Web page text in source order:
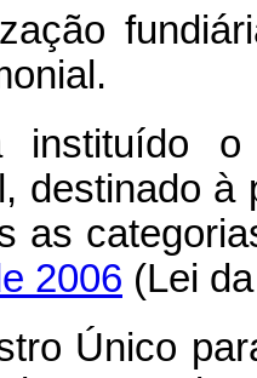
instituído o
destinado à
as
2006 (Lei
Único